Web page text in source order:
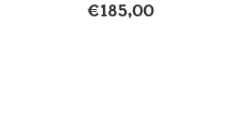
€185,00